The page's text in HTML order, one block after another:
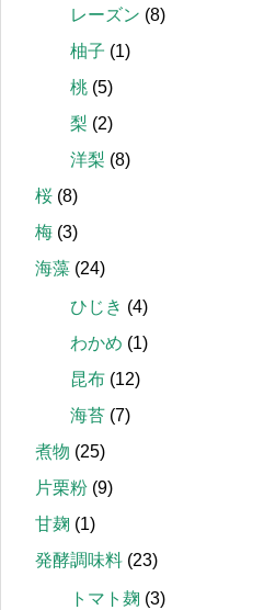
レーズン (8)
柚子 (1)
桃 (5)
梨 (2)
洋梨 (8)
桜 (8)
梅 (3)
海藻 (24)
ひじき (4)
わかめ (1)
昆布 (12)
海苔 (7)
煮物 (25)
片栗粉 (9)
甘麹 (1)
発酵調味料 (23)
トマト麹 (3)